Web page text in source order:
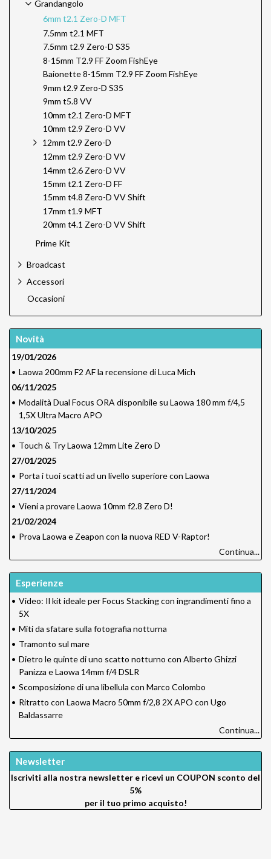
Grandangolo
6mm t2.1 Zero-D MFT
7.5mm t2.1 MFT
7.5mm t2.9 Zero-D S35
8-15mm T2.9 FF Zoom FishEye
Baionette 8-15mm T2.9 FF Zoom FishEye
9mm t2.9 Zero-D S35
9mm t5.8 VV
10mm t2.1 Zero-D MFT
10mm t2.9 Zero-D VV
12mm t2.9 Zero-D
12mm t2.9 Zero-D VV
14mm t2.6 Zero-D VV
15mm t2.1 Zero-D FF
15mm t4.8 Zero-D VV Shift
17mm t1.9 MFT
20mm t4.1 Zero-D VV Shift
Prime Kit
Broadcast
Accessori
Occasioni
Novità
19/01/2026
• Laowa 200mm F2 AF la recensione di Luca Mich
06/11/2025
• Modalità Dual Focus ORA disponibile su Laowa 180 mm f/4,5
1,5X Ultra Macro APO
13/10/2025
• Touch & Try Laowa 12mm Lite Zero D
27/01/2025
• Porta i tuoi scatti ad un livello superiore con Laowa
27/11/2024
• Vieni a provare Laowa 10mm f2.8 Zero D!
21/02/2024
• Prova Laowa e Zeapon con la nuova RED V-Raptor!
Continua...
Esperienze
• Video: Il kit ideale per Focus Stacking con ingrandimenti fino a
5X
• Miti da sfatare sulla fotografia notturna
• Tramonto sul mare
• Dietro le quinte di uno scatto notturno con Alberto Ghizzi
Panizza e Laowa 14mm f/4 DSLR
• Scomposizione di una libellula con Marco Colombo
• Ritratto con Laowa Macro 50mm f/2,8 2X APO con Ugo
Baldassarre
Continua...
Newsletter
Iscriviti alla nostra newsletter e ricevi un COUPON sconto del
5%
per il tuo primo acquisto!